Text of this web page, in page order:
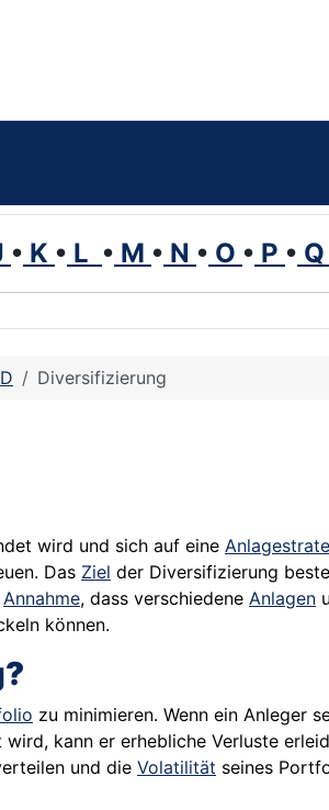
• K • L • M • N • O • P • Q
Diversifizierung
wird und sich auf eine
Das Ziel der Diversifizierung
Annahme, dass verschiedene Anlagen
können.
zu minimieren. Wenn ein Anleger
kann er erhebliche Verluste
und die Volatilität seines